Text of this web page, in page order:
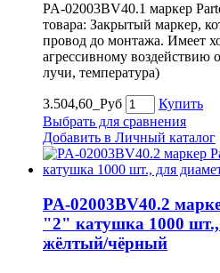
PA-02003BV40.1 маркер
товара: Закрытый маркер,
провод до монтажа. Имеет
агрессивному
лучи, температура)
3.504,60_Руб
Купить
Выбрать для сравнения
Добавить в Личный каталог
PA-02003BV40.2
"2" катушка 1000
жёлтый/чёрный